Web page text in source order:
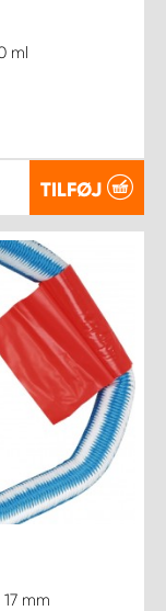
ml
TILFØJ
mm